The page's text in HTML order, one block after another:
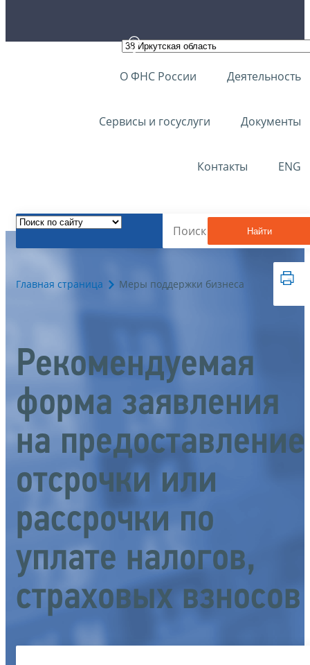
О ФНС России Деятельность
Сервисы и госуслуги Документы
Контакты ENG
Найти
Главная страница Меры поддержки бизнеса
Рекомендуемая
форма заявления
на предоставление
отсрочки или
рассрочки по
уплате налогов,
страховых взносов